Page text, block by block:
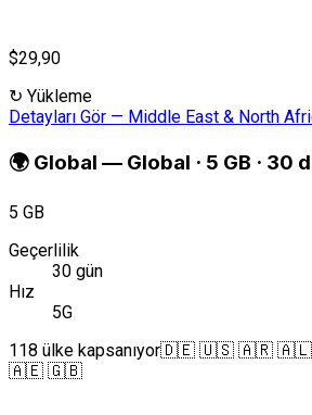
$29,90
↻ Yükleme
Detayları Gör — Middle East & North
🌍 Global — Global · 5 GB · 30
5 GB
Geçerlilik
30 gün
Hız
5G
118 ülke kapsanıyor🇩🇪 🇺🇸 🇦🇷
🇦🇪 🇬🇧